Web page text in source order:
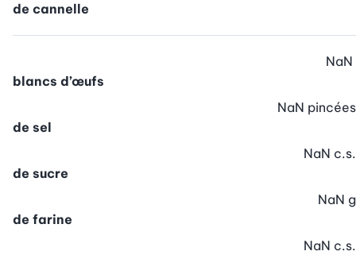
de cannelle
blancs d’œufs
NaN
de sel
NaN pincées
de sucre
NaN c.s.
de farine
NaN g
NaN c.s.